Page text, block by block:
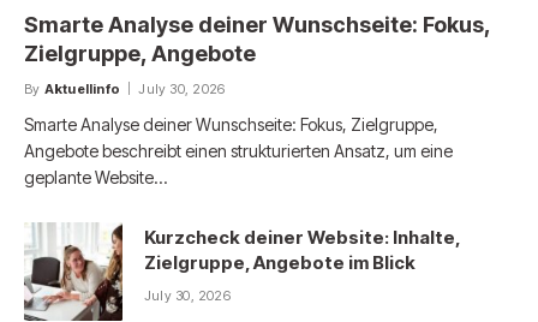
Smarte Analyse deiner Wunschseite: Fokus,
Zielgruppe, Angebote
By Aktuellinfo July 30, 2026
Smarte Analyse deiner Wunschseite: Fokus, Zielgruppe,
Angebote beschreibt einen strukturierten Ansatz, um eine
geplante Website…
Kurzcheck deiner Website: Inhalte,
Zielgruppe, Angebote im Blick
July 30, 2026